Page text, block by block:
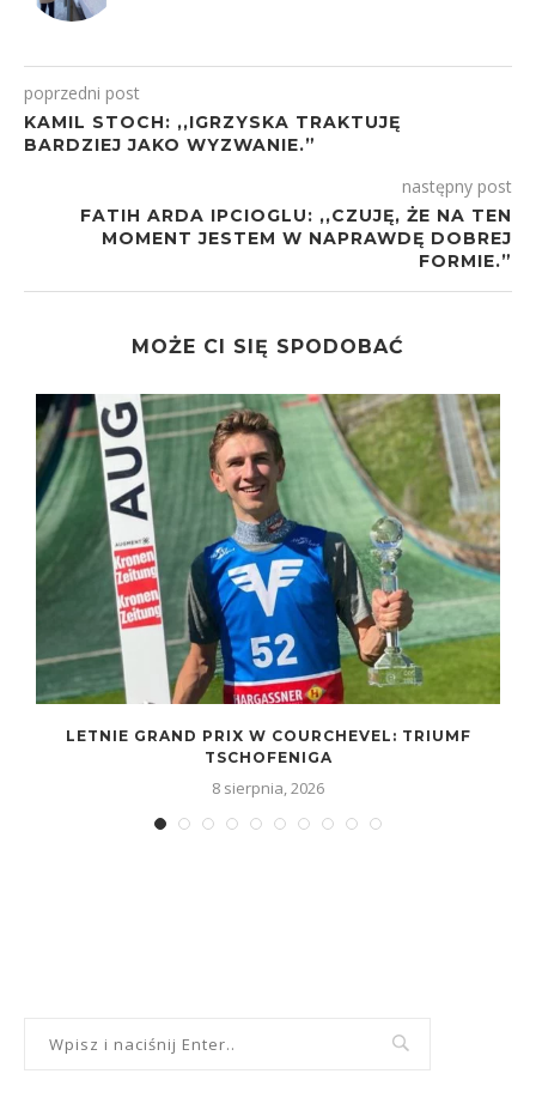
poprzedni post
KAMIL STOCH: ,,IGRZYSKA TRAKTUJĘ
BARDZIEJ JAKO WYZWANIE.”
następny post
FATIH ARDA IPCIOGLU: ,,CZUJĘ, ŻE NA TEN
MOMENT JESTEM W NAPRAWDĘ DOBREJ
FORMIE.”
MOŻE CI SIĘ SPODOBAĆ
LETNIE GRAND PRIX W COURCHEVEL: TRIUMF
TSCHOFENIGA
8 sierpnia, 2026